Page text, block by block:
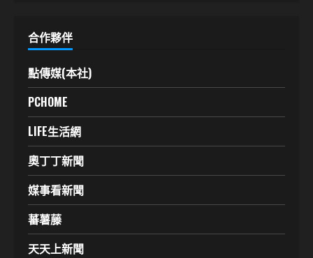
合作夥伴
點傳媒(本社)
PCHOME
LIFE生活網
奧丁丁新聞
媒事看新聞
蕃薯藤
天天上新聞